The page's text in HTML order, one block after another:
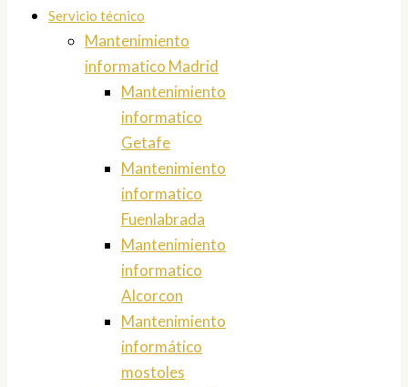
Servicio técnico
Mantenimiento
informatico Madrid
Mantenimiento
informatico
Getafe
Mantenimiento
informatico
Fuenlabrada
Mantenimiento
informatico
Alcorcon
Mantenimiento
informático
mostoles